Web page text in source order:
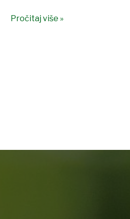
Pročitaj više »